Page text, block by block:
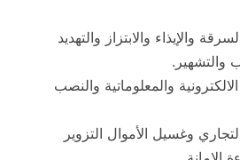
والإيذاء والابتزاز والتهديد
والتشهير.
والمعلوماتية والنصب
وغسيل الأموال التزوير